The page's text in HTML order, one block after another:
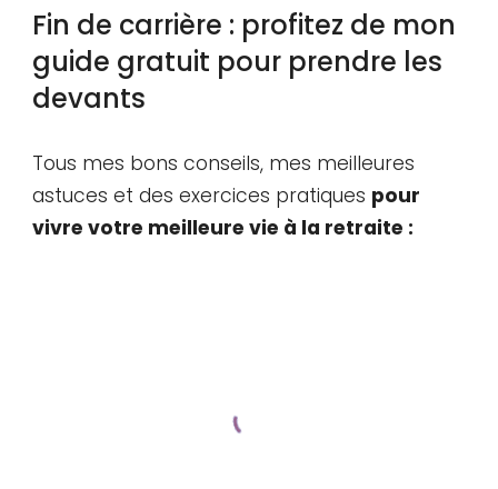
Fin de carrière : profitez de mon
guide gratuit pour prendre les
devants
Tous mes bons conseils, mes meilleures
astuces et des exercices pratiques pour
vivre votre meilleure vie à la retraite :